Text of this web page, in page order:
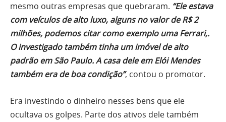
mesmo outras empresas que quebraram. “Ele estava
com veículos de alto luxo, alguns no valor de R$ 2
milhões, podemos citar como exemplo uma Ferrari,.
O investigado também tinha um imóvel de alto
padrão em São Paulo. A casa dele em Elói Mendes
também era de boa condição”, contou o promotor.
Era investindo o dinheiro nesses bens que ele
ocultava os golpes. Parte dos ativos dele também